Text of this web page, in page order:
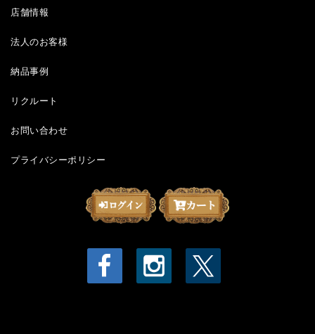
店舗情報
法人のお客様
納品事例
リクルート
お問い合わせ
プライバシーポリシー